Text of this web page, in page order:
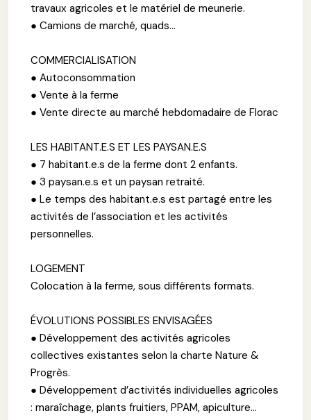
travaux agricoles et le matériel de meunerie.
● Camions de marché, quads...
COMMERCIALISATION
● Autoconsommation
● Vente à la ferme
● Vente directe au marché hebdomadaire de Florac
LES HABITANT.E.S ET LES PAYSAN.E.S
● 7 habitant.e.s de la ferme dont 2 enfants.
● 3 paysan.e.s et un paysan retraité.
● Le temps des habitant.e.s est partagé entre les
activités de l’association et les activités
personnelles.
LOGEMENT
Colocation à la ferme, sous différents formats.
ÉVOLUTIONS POSSIBLES ENVISAGÉES
● Développement des activités agricoles
collectives existantes selon la charte Nature &
Progrès.
● Développement d’activités individuelles agricoles
: maraîchage, plants fruitiers, PPAM, apiculture...